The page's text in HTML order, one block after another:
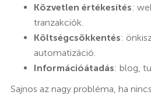
Közvetlen értékesítés:
tranzakciók.
Költségcsökkentés:
automatizáció.
Információátadás: blog,
Sajnos az nagy probléma, ha